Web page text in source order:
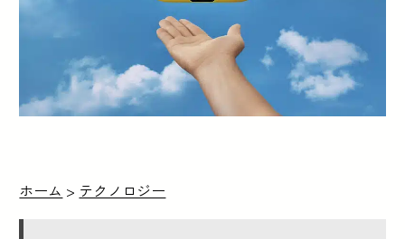
ホーム > テクノロジー